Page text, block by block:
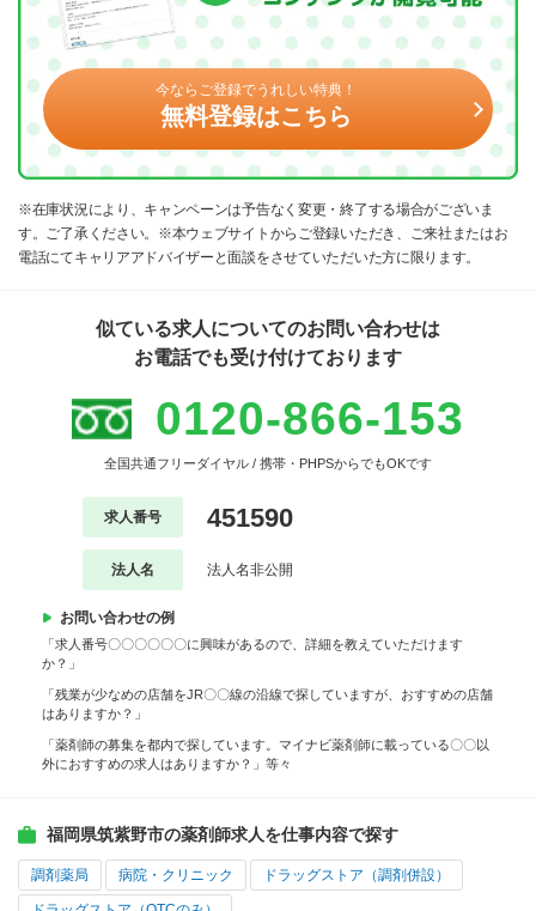
今ならご登録でうれしい特典！
無料登録はこちら
※在庫状況により、キャンペーンは予告なく変更・終了する場合がございま
す。ご了承ください。※本ウェブサイトからご登録いただき、ご来社またはお
電話にてキャリアアドバイザーと面談をさせていただいた方に限ります。
似ている求人についてのお問い合わせは
お電話でも受け付けております
0120-866-153
全国共通フリーダイヤル / 携帯・PHPSからでもOKです
求人番号 451590
法人名 法人名非公開
お問い合わせの例
「求人番号〇〇〇〇〇〇に興味があるので、詳細を教えていただけます
か？」
「残業が少なめの店舗をJR〇〇線の沿線で探していますが、おすすめの店舗
はありますか？」
「薬剤師の募集を都内で探しています。マイナビ薬剤師に載っている〇〇以
外におすすめの求人はありますか？」等々
福岡県筑紫野市の薬剤師求人を仕事内容で探す
調剤薬局 病院・クリニック ドラッグストア（調剤併設）